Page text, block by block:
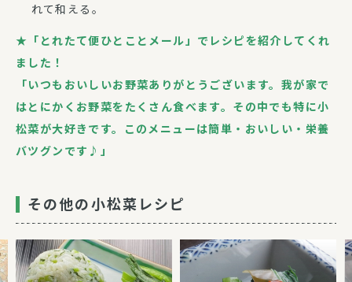
れて和える。
★「とれたて便ひとことメール」でレシピを紹介してくれ
ました！
「いつもおいしいお野菜ありがとうございます。我が家で
はとにかくお野菜をたくさん食べます。その中でも特に小
松菜が大好きです。このメニューは簡単・おいしい・栄養
バツグンです♪」
その他の小松菜レシピ